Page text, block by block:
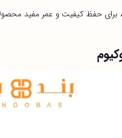
برای حفظ کیفیت و عمر مفید